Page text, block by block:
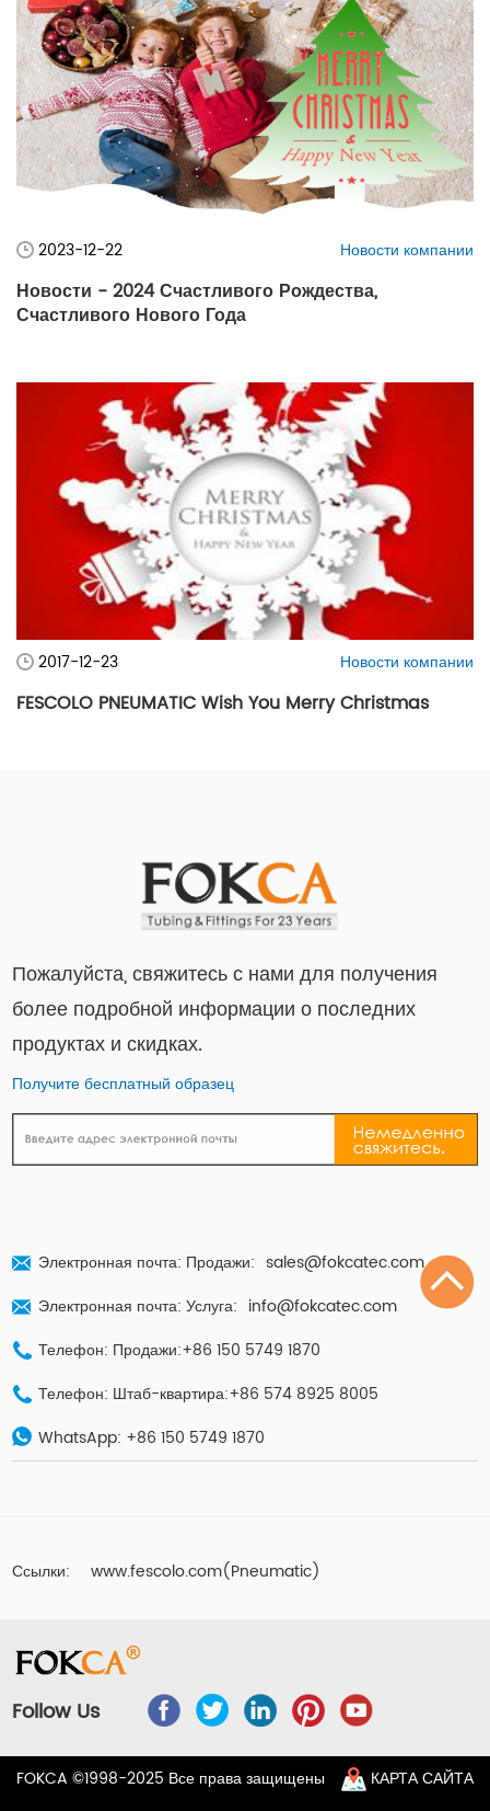
2023-12-22 Новости компании
Новости - 2024 Счастливого Рождества,
Счастливого Нового Года
2017-12-23 Новости компании
FESCOLO PNEUMATIC Wish You Merry Christmas
Пожалуйста, свяжитесь с нами для получения
более подробной информации о последних
продуктах и ​​скидках.
Получите бесплатный образец
Электронная почта: Продажи: sales@fokcatec.com
Электронная почта: Услуга: info@fokcatec.com
Телефон: Продажи:+86 150 5749 1870
Телефон: Штаб-квартира:+86 574 8925 8005
WhatsApp: +86 150 5749 1870
Ссылки: www.fescolo.com(Pneumatic)
Follow Us
FOKCA ©1998-2025 Все права защищены КАРТА САЙТА